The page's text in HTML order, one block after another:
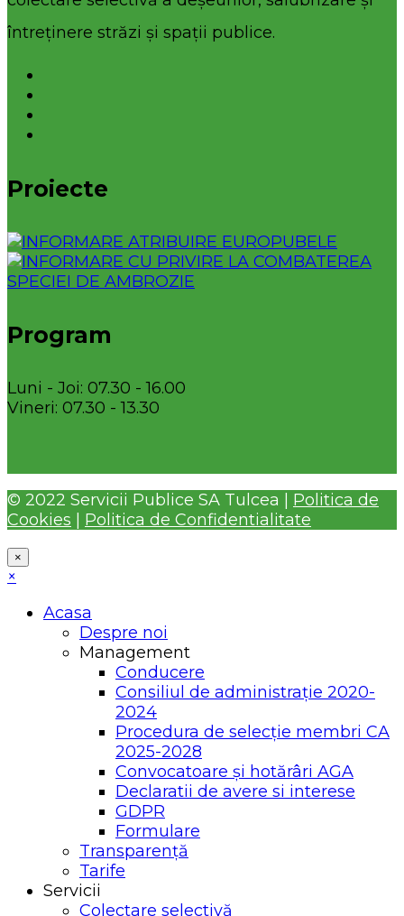
întreținere străzi și spații publice.
Proiecte
Program
Luni - Joi: 07.30 - 16.00
Vineri: 07.30 - 13.30
© 2022 Servicii Publice SA Tulcea | Politica de
Cookies
Politica de Confidentialitate
×
×
Acasa
Despre noi
Management
Conducere
Consiliul de administrație 2020-
2024
Procedura de selecție membri CA
2025-2028
Convocatoare și hotărâri AGA
Declaratii de avere si interese
GDPR
Formulare
Transparență
Tarife
Servicii
Colectare selectivă